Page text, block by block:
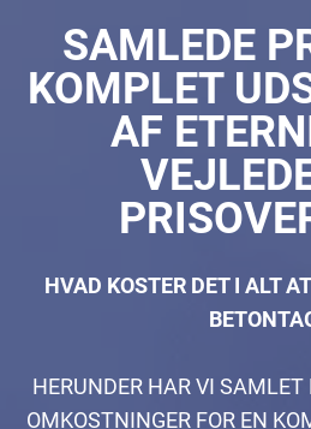
SAMLEDE
KOMPLET
AF
HVAD KOSTER DET I ALT
HERUNDER HAR VI
OMKOSTNINGER FOR EN